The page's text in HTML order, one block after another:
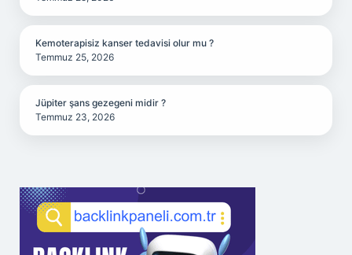
Kemoterapisiz kanser tedavisi olur mu ?
Temmuz 25, 2026
Jüpiter şans gezegeni midir ?
Temmuz 23, 2026